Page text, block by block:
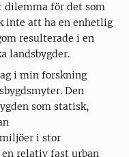
dilemma för det som
inte att ha en enhetlig
resulterade i en
landsbygder.
i min forskning
Den
som statisk,
i stor
relativ fast urban